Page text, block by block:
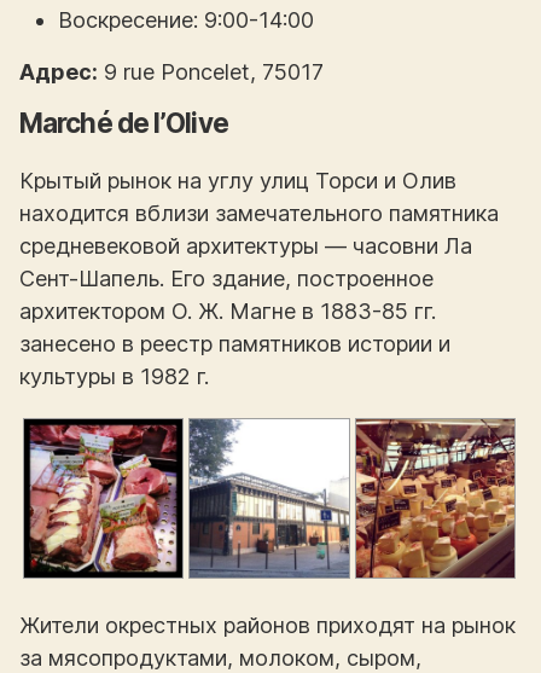
Воскресение: 9:00-14:00
Адрес: 9 rue Poncelet, 75017
Marché de l’Olive
Крытый рынок на углу улиц Торси и Олив
находится вблизи замечательного памятника
средневековой архитектуры — часовни Ла
Сент-Шапель. Его здание, построенное
архитектором О. Ж. Магне в 1883-85 гг.
занесено в реестр памятников истории и
культуры в 1982 г.
Жители окрестных районов приходят на рынок
за мясопродуктами, молоком, сыром,